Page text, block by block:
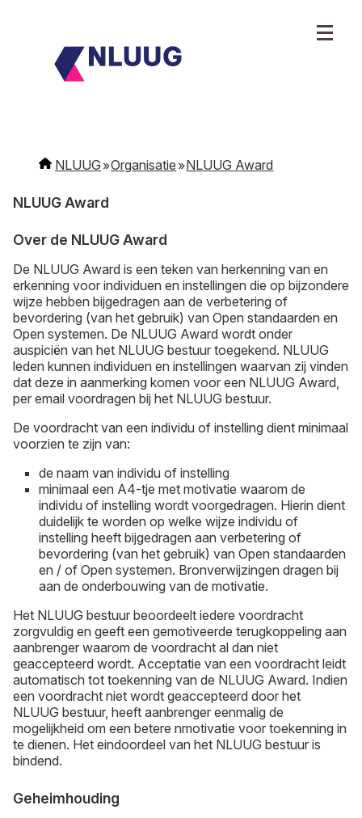
NLUUG Organisatie NLUUG Award
NLUUG Award
Over de NLUUG Award
De NLUUG Award is een teken van herkenning van en
erkenning voor individuen en instellingen die op bijzondere
wijze hebben bijgedragen aan de verbetering of
bevordering (van het gebruik) van Open standaarden en
Open systemen. De NLUUG Award wordt onder
auspiciën van het NLUUG bestuur toegekend. NLUUG
leden kunnen individuen en instellingen waarvan zij vinden
dat deze in aanmerking komen voor een NLUUG Award,
per email voordragen bij het NLUUG bestuur.
De voordracht van een individu of instelling dient minimaal
voorzien te zijn van:
de naam van individu of instelling
minimaal een A4-tje met motivatie waarom de
individu of instelling wordt voorgedragen. Hierin dient
duidelijk te worden op welke wijze individu of
instelling heeft bijgedragen aan verbetering of
bevordering (van het gebruik) van Open standaarden
en / of Open systemen. Bronverwijzingen dragen bij
aan de onderbouwing van de motivatie.
Het NLUUG bestuur beoordeelt iedere voordracht
zorgvuldig en geeft een gemotiveerde terugkoppeling aan
aanbrenger waarom de voordracht al dan niet
geaccepteerd wordt. Acceptatie van een voordracht leidt
automatisch tot toekenning van de NLUUG Award. Indien
een voordracht niet wordt geaccepteerd door het
NLUUG bestuur, heeft aanbrenger eenmalig de
mogelijkheid om een betere nmotivatie voor toekenning in
te dienen. Het eindoordeel van het NLUUG bestuur is
bindend.
Geheimhouding